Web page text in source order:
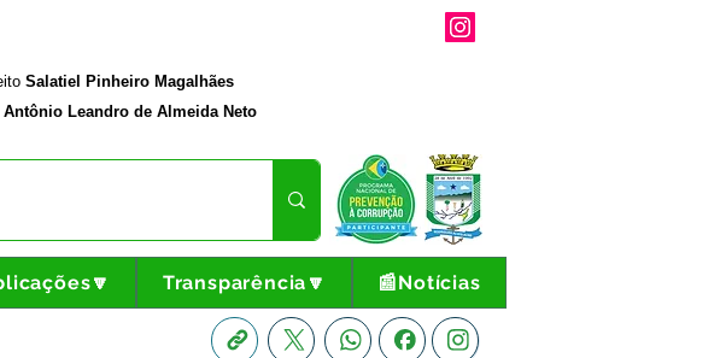
Salatiel Pinheiro Magalhães
Antônio Leandro de Almeida Neto
Transparência🔽 📰Notícias